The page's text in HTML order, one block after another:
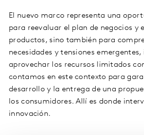
El nuevo marco representa una
para reevaluar el plan de negocios y
productos, sino también para
necesidades y tensiones
aprovechar los recursos limitados
contamos en este contexto para
desarrollo y la entrega de una
los consumidores. Allí es donde
innovación.